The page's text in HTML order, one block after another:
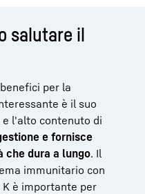
salutare il
per la
è il suo
l'alto contenuto di
e fornisce
che dura a lungo. Il
immunitario con
è importante per